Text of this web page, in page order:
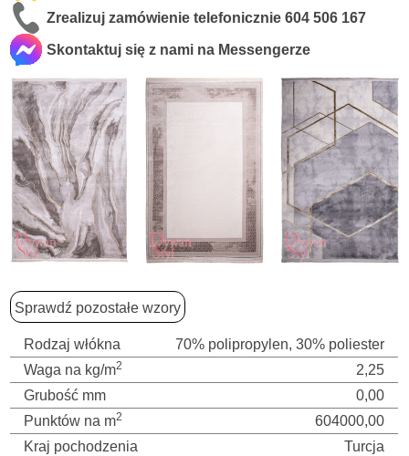
Zrealizuj zamówienie telefonicznie604 506 167
Skontaktuj się z nami na Messengerze
Sprawdź pozostałe wzory
Rodzaj włókna
70% polipropylen, 30% poliester
Waga na kg/m2
2,25
Grubość mm
0,00
Punktów na m2
604000,00
Kraj pochodzenia
Turcja